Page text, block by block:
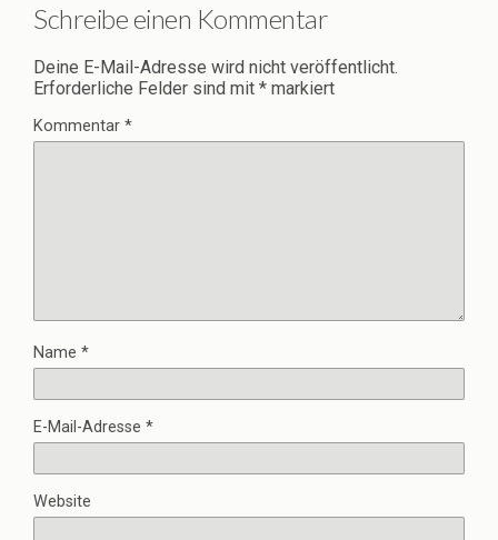
Schreibe einen Kommentar
Deine E-Mail-Adresse wird nicht veröffentlicht.
Erforderliche Felder sind mit * markiert
Kommentar *
Name *
E-Mail-Adresse *
Website